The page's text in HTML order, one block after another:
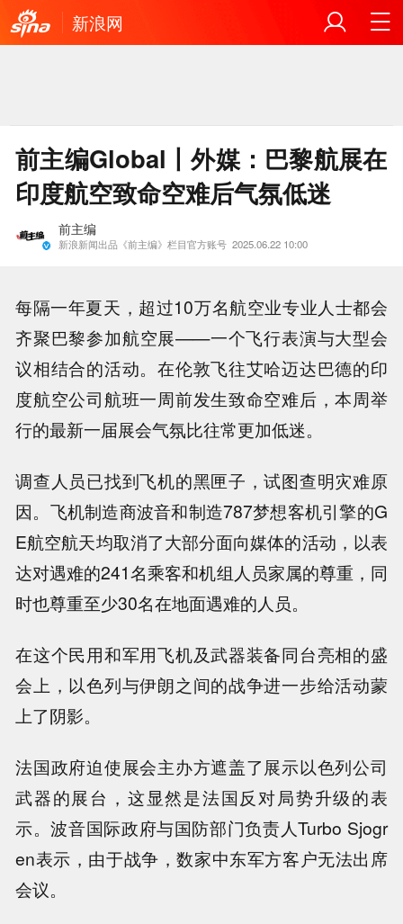
新浪网
前主编Global丨外媒：巴黎航展在
印度航空致命空难后气氛低迷
前主编
新浪新闻出品《前主编》栏目官方账号 2025.06.22 10:00
每隔一年夏天，超过10万名航空业专业人士都会
齐聚巴黎参加航空展——一个飞行表演与大型会
议相结合的活动。在伦敦飞往艾哈迈达巴德的印
度航空公司航班一周前发生致命空难后，本周举
行的最新一届展会气氛比往常更加低迷。
调查人员已找到飞机的黑匣子，试图查明灾难原
因。飞机制造商波音和制造787梦想客机引擎的G
E航空航天均取消了大部分面向媒体的活动，以表
达对遇难的241名乘客和机组人员家属的尊重，同
时也尊重至少30名在地面遇难的人员。
在这个民用和军用飞机及武器装备同台亮相的盛
会上，以色列与伊朗之间的战争进一步给活动蒙
上了阴影。
法国政府迫使展会主办方遮盖了展示以色列公司
武器的展台，这显然是法国反对局势升级的表
示。波音国际政府与国防部门负责人Turbo Sjogr
en表示，由于战争，数家中东军方客户无法出席
会议。